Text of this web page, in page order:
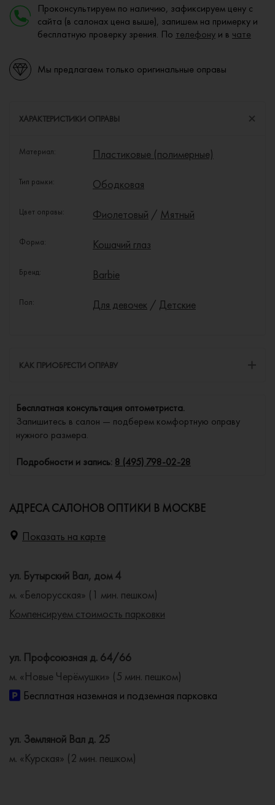
Проконсультируем по наличию, зафиксируем цену с
сайта (в салонах цена выше), запишем на примерку и
бесплатную проверку зрения. По телефону и в чате
Мы предлагаем только оригинальные оправы
ХАРАКТЕРИСТИКИ ОПРАВЫ
Материал: Пластиковые (полимерные)
Тип рамки: Ободковая
Цвет оправы: Фиолетовый / Мятный
Форма: Кошачий глаз
Бренд: Barbie
Пол: Для девочек / Детские
КАК ПРИОБРЕСТИ ОПРАВУ
Бесплатная консультация оптометриста.
Запишитесь в салон — подберем комфортную оправу
нужного размера.
Подробности и запись: 8 (495) 798-02-28
АДРЕСА САЛОНОВ ОПТИКИ В МОСКВЕ
Показать на карте
ул. Бутырский Вал, дом 4
м. «Белорусская» (1 мин. пешком)
Компенсируем стоимость парковки
ул. Профсоюзная д. 64/66
м. «Новые Черёмушки» (5 мин. пешком)
Бесплатная наземная и подземная парковка
ул. Земляной Вал д. 25
м. «Курская» (2 мин. пешком)